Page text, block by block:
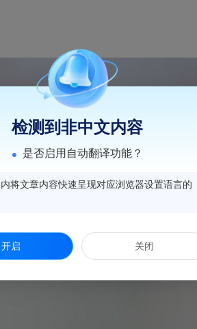
检测到非中文内容
是否启用自动翻译功能？
将文章内容快速呈现对应浏览器设置语言的
开启 关闭